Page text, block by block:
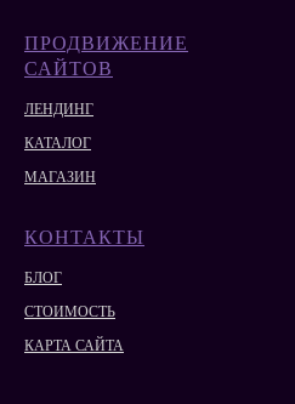
ПРОДВИЖЕНИЕ
САЙТОВ
ЛЕНДИНГ
КАТАЛОГ
МАГАЗИН
КОНТАКТЫ
БЛОГ
СТОИМОСТЬ
КАРТА САЙТА